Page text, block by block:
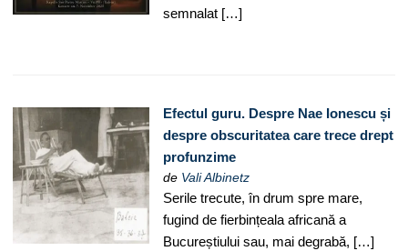
semnalat […]
Efectul guru. Despre Nae Ionescu și
despre obscuritatea care trece drept
profunzime
de Vali Albinetz
Serile trecute, în drum spre mare,
fugind de fierbințeala africană a
Bucureștiului sau, mai degrabă, […]